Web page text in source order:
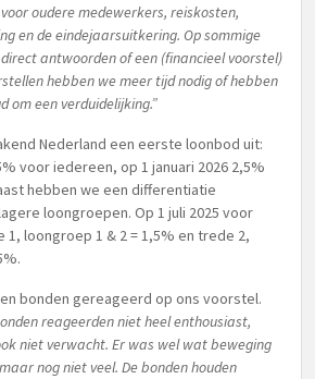
oudere medewerkers, reiskosten,
en de eindejaarsuitkering. Op sommige
antwoorden of een (financieel voorstel)
hebben we meer tijd nodig of hebben
om een verduidelijking.”
Nederland een eerste loonbod uit:
voor iedereen, op 1 januari 2026 2,5%
hebben we een differentiatie
loongroepen. Op 1 juli 2025 voor
loongroep 1 & 2 = 1,5% en trede 2,
bonden gereageerd op ons voorstel.
reageerden niet heel enthousiast,
niet verwacht. Er was wel wat beweging
nog niet veel. De bonden houden